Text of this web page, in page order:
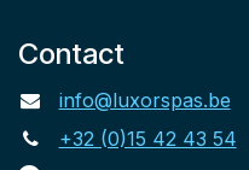
Contact
info@luxorspas.be
+32 (0)15 42 43 54